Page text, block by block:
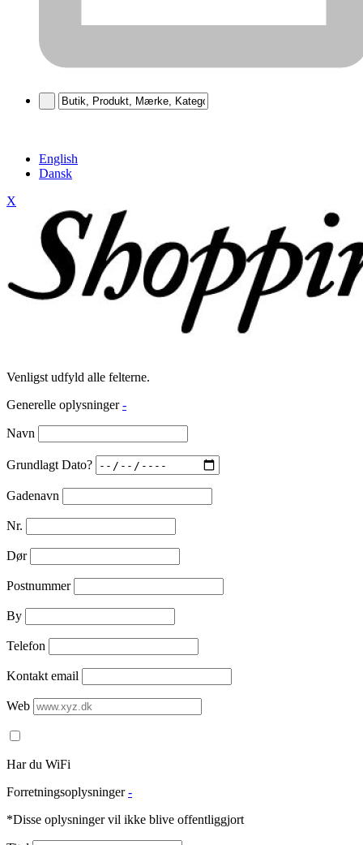
English
Dansk
X
Venligst udfyld alle felterne.
Generelle oplysninger -
Navn
Grundlagt Dato?
Gadenavn
Nr.
Dør
Postnummer
By
Telefon
Kontakt email
Web
Har du WiFi
Forretningsoplysninger -
*Disse oplysninger vil ikke blive offentliggjort